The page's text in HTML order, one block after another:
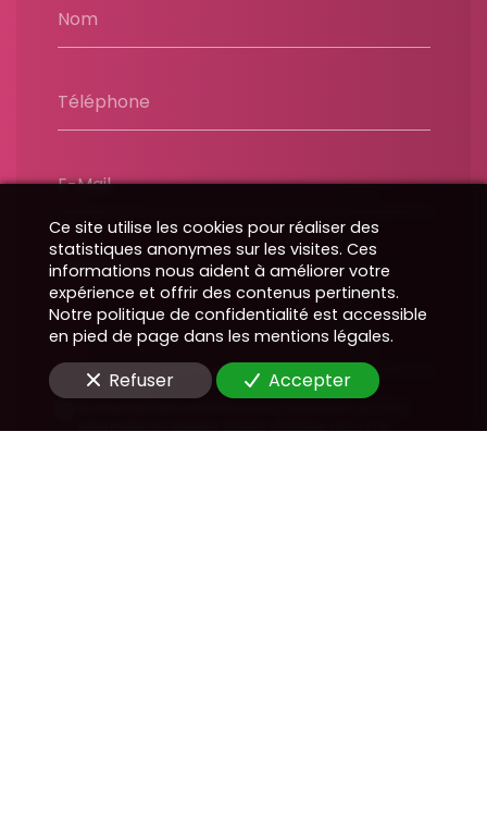
Nom
Téléphone
E-Mail
Message
informations saisies soient utilisées pour me
Ce site utilise les cookies pour réaliser des
statistiques anonymes sur les visites. Ces
informations nous aident à améliorer votre
expérience et offrir des contenus pertinents.
Notre politique de confidentialité est accessible
en pied de page dans les mentions légales.
Refuser Accepter